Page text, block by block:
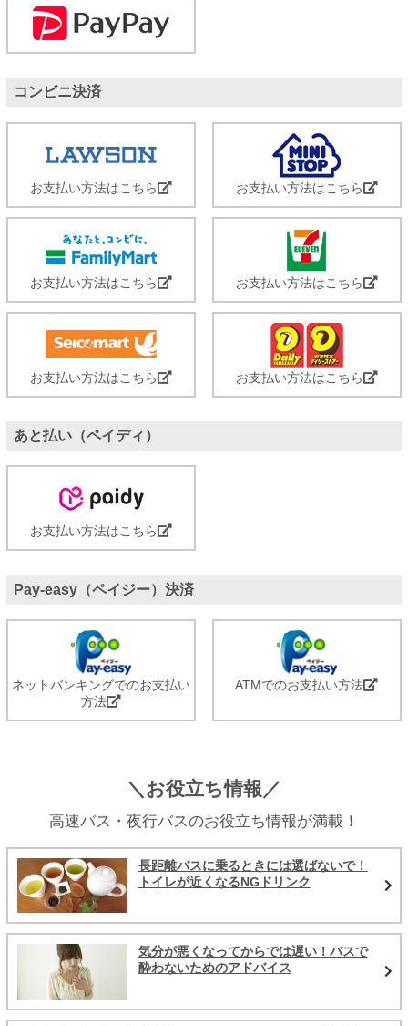
コンビニ決済
お支払い方法はこちら お支払い方法はこちら
お支払い方法はこちら お支払い方法はこちら
お支払い方法はこちら お支払い方法はこちら
あと払い（ペイディ）
お支払い方法はこちら
Pay-easy（ペイジー）決済
ネットバンキングでのお支払い
方法
ATMでのお支払い方法
＼お役立ち情報／
高速バス・夜行バスのお役立ち情報が満載！
長距離バスに乗るときには選ばないで！
トイレが近くなるNGドリンク
気分が悪くなってからでは遅い！バスで
酔わないためのアドバイス